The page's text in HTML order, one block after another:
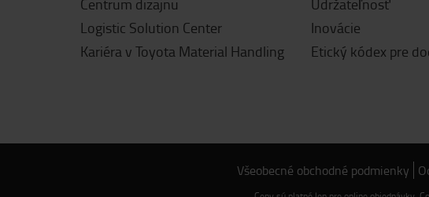
Centrum dizajnu
Logistic Solution Center
Kariéra v Toyota Material Handling
Udržateľnosť
Inovácie
Etický kódex pre
Všeobecné obchodné podmienky